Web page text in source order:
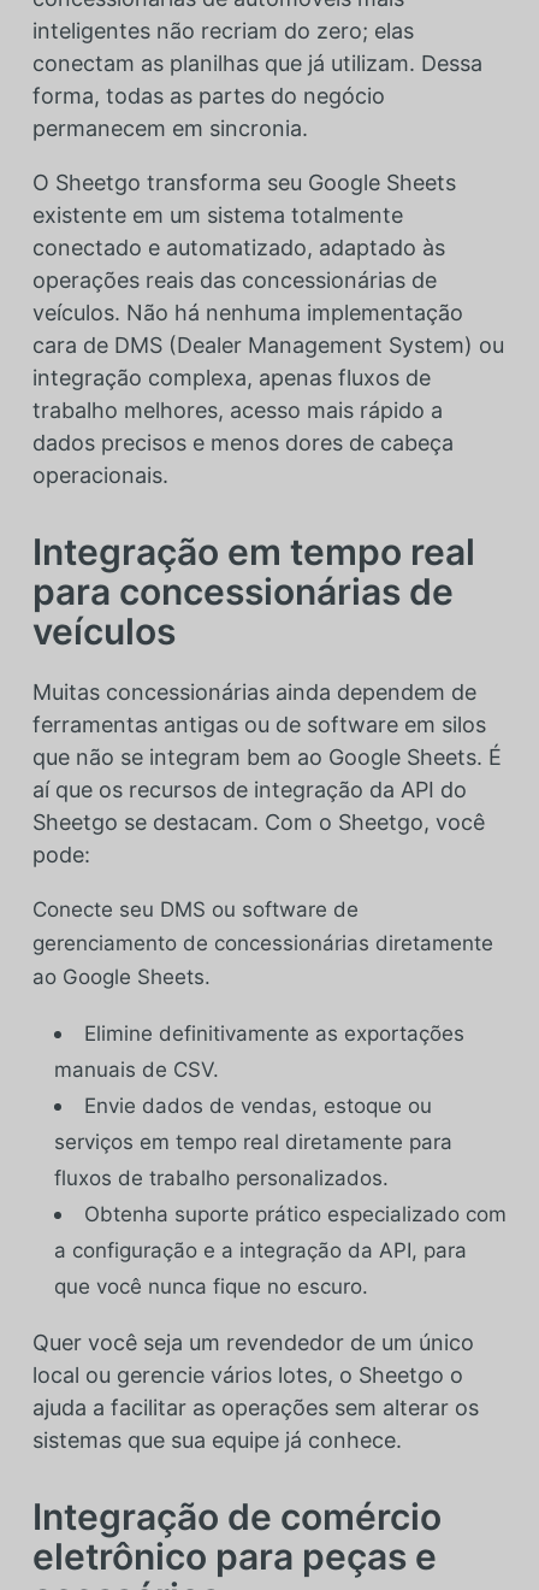
inteligentes não recriam do zero; elas
conectam as planilhas que já utilizam. Dessa
forma, todas as partes do negócio
permanecem em sincronia.
O Sheetgo transforma seu Google Sheets
existente em um sistema totalmente
conectado e automatizado, adaptado às
operações reais das concessionárias de
veículos. Não há nenhuma implementação
cara de DMS (Dealer Management System) ou
integração complexa, apenas fluxos de
trabalho melhores, acesso mais rápido a
dados precisos e menos dores de cabeça
operacionais.
Integração em tempo real
para concessionárias de
veículos
Muitas concessionárias ainda dependem de
ferramentas antigas ou de software em silos
que não se integram bem ao Google Sheets. É
aí que os recursos de integração da API do
Sheetgo se destacam. Com o Sheetgo, você
pode:
Conecte seu DMS ou software de
gerenciamento de concessionárias diretamente
ao Google Sheets.
Elimine definitivamente as exportações
manuais de CSV.
Envie dados de vendas, estoque ou
serviços em tempo real diretamente para
fluxos de trabalho personalizados.
Obtenha suporte prático especializado com
a configuração e a integração da API, para
que você nunca fique no escuro.
Quer você seja um revendedor de um único
local ou gerencie vários lotes, o Sheetgo o
ajuda a facilitar as operações sem alterar os
sistemas que sua equipe já conhece.
Integração de comércio
eletrônico para peças e